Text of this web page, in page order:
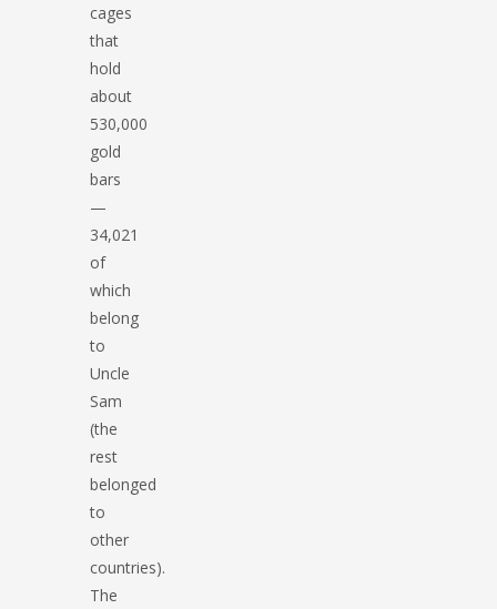
cages
that
hold
about
530,000
gold
bars
—
34,021
of
which
belong
to
Uncle
Sam
(the
rest
belonged
to
other
countries).
The